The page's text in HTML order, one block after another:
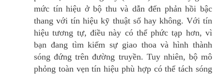
mức tín hiệu ở bộ thu và dẫn đến phản hồi bậc
thang với tín hiệu kỹ thuật số hay không. Với tín
hiệu tương tự, điều này có thể phức tạp hơn, vì
bạn đang tìm kiếm sự giao thoa và hình thành
sóng đứng trên đường truyền. Tuy nhiên, bộ mô
phỏng toàn vẹn tín hiệu phù hợp có thể tách sóng